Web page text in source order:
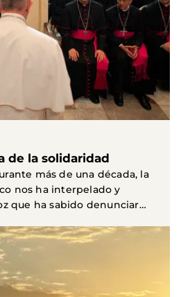
de la solidaridad
más de una década, la
nos ha interpelado y
que ha sabido denunciar